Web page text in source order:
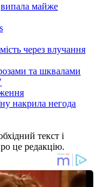
випала майже
через влучання
та шквалами
накрила негода
текст і
це редакцію.